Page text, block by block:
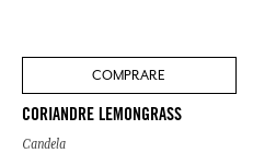
COMPRARE
CORIANDRE LEMONGRASS
Candela